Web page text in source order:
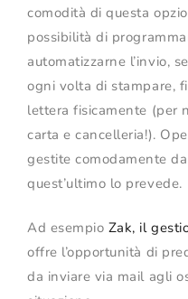
comodità di questa
possibilità di
automatizzarne l’invio,
ogni volta di stampare,
lettera fisicamente (per
carta e cancelleria!).
gestite comodamente
quest’ultimo lo prevede.
Ad esempio Zak, il
offre l’opportunità di
da inviare via mail agli